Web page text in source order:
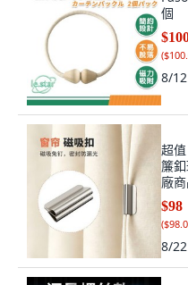
個
(
8/
超
簾
廠
通
$98
(
8/22